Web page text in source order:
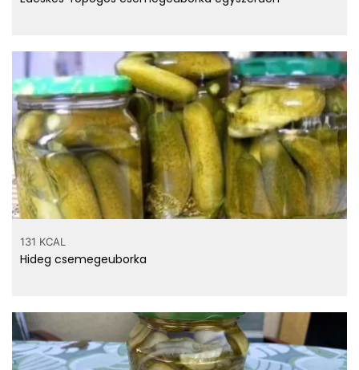
131 KCAL
Hideg csemegeuborka